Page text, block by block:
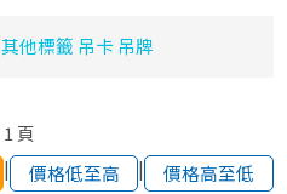
其他標籤 吊卡 吊牌
1 頁
| 價格低至高 | 價格高至低